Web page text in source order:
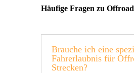
Häufige Fragen zu
Brauche ich eine
Fahrerlaubnis für
Strecken?